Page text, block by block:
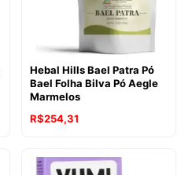
Hebal Hills Bael Patra Pó
Bael Folha Bilva Pó Aegle
Marmelos
R$254,31